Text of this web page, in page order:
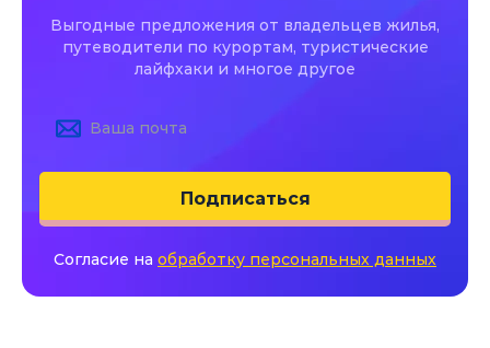
Выгодные предложения от владельцев жилья,
путеводители по курортам, туристические
лайфхаки и многое другое
Подписаться
Согласие на обработку персональных данных